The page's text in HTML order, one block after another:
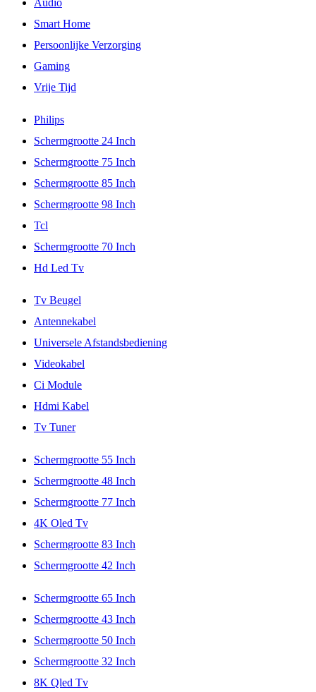
Audio
Smart Home
Persoonlijke Verzorging
Gaming
Vrije Tijd
Philips
Schermgrootte 24 Inch
Schermgrootte 75 Inch
Schermgrootte 85 Inch
Schermgrootte 98 Inch
Tcl
Schermgrootte 70 Inch
Hd Led Tv
Tv Beugel
Antennekabel
Universele Afstandsbediening
Videokabel
Ci Module
Hdmi Kabel
Tv Tuner
Schermgrootte 55 Inch
Schermgrootte 48 Inch
Schermgrootte 77 Inch
4K Oled Tv
Schermgrootte 83 Inch
Schermgrootte 42 Inch
Schermgrootte 65 Inch
Schermgrootte 43 Inch
Schermgrootte 50 Inch
Schermgrootte 32 Inch
8K Qled Tv